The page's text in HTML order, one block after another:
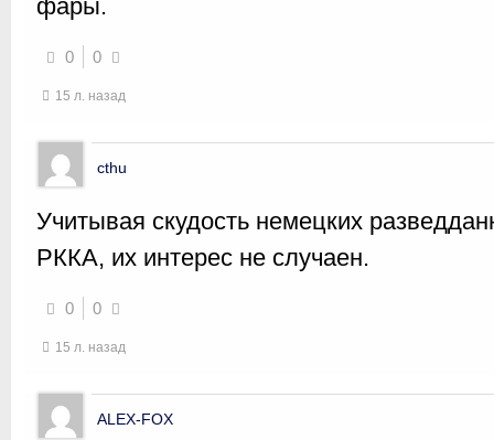
фары.
0 0
15 л. назад
cthu
Учитывая скудость немецких
РККА, их интерес не случаен.
0 0
15 л. назад
ALEX-FOX